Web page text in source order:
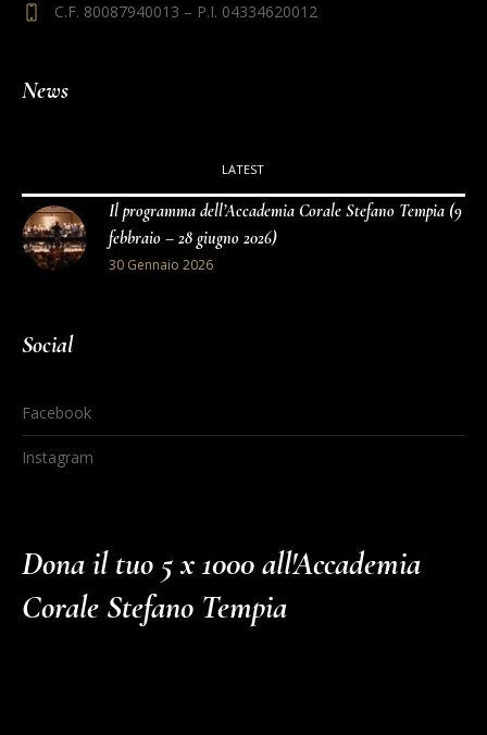
C.F. 80087940013 – P.I. 04334620012
News
LATEST
Il programma dell’Accademia Corale Stefano Tempia (9
febbraio – 28 giugno 2026)
30 Gennaio 2026
Social
Facebook
Instagram
Dona il tuo 5 x 1000 all'Accademia
Corale Stefano Tempia